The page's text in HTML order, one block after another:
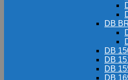
DB
DB
DB
DB
DB